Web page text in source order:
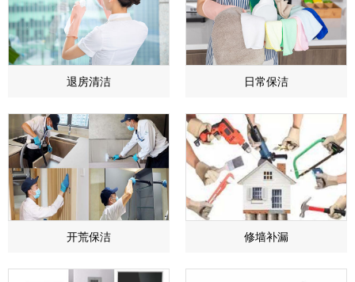
退房清洁 日常保洁
开荒保洁 ​修墙补漏